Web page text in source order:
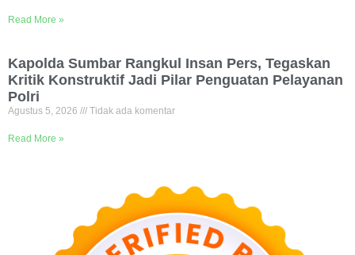
Read More »
Kapolda Sumbar Rangkul Insan Pers, Tegaskan
Kritik Konstruktif Jadi Pilar Penguatan Pelayanan
Polri
Agustus 5, 2026 Tidak ada komentar
Read More »